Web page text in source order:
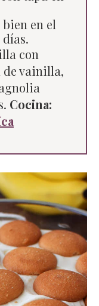
bien en el
con
de vainilla,
Cocina: